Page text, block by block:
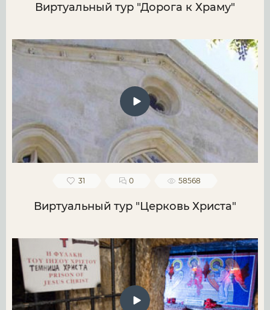
Виртуальный тур "Дорога к Храму"
31 0 58568
Виртуальный тур "Церковь Христа"